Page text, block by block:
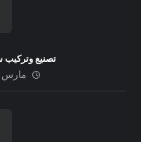
تصنيع وتركيب
مارس 15,